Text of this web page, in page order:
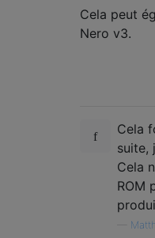
Cela peut
Nero v3.
Cela
suite,
Cela
ROM